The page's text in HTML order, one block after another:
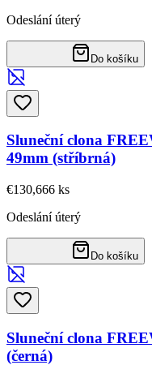
Odeslání úterý
Do košíku
Sluneční clona
49mm (stříbrná)
€130,666 ks
Odeslání úterý
Do košíku
Sluneční clona
(černá)